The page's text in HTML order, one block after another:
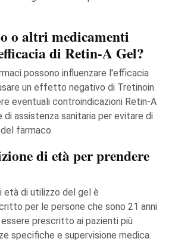
o altri medicamenti
di Retin-A Gel?
possono influenzare l'efficacia
un effetto negativo di Tretinoin.
eventuali controindicazioni Retin-A
di assistenza sanitaria per evitare di
farmaco.
di età per prendere
età di utilizzo del gel è
per le persone che sono 21 anni
prescritto ai pazienti più
specifiche e supervisione medica.